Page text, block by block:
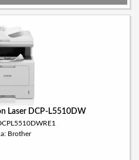
Laser DCP-L5510DW
Brother